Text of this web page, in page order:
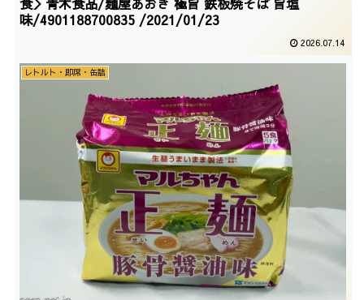
味/4901188700835 /2021/01/23
2026.07.14
レトルト・即席・缶詰